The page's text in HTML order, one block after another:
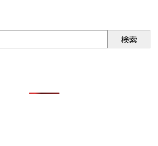
検索